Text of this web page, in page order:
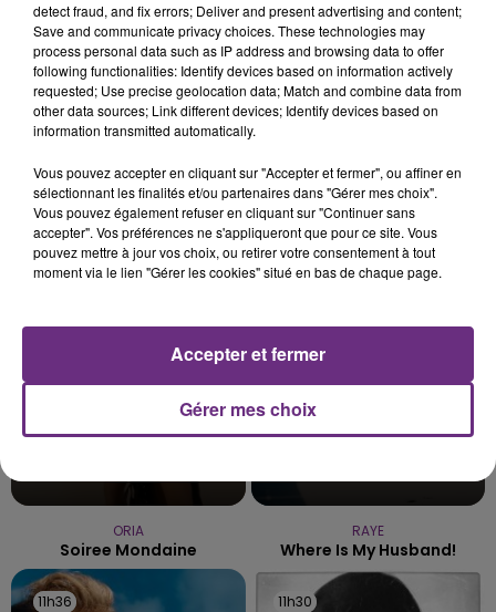
LE MAGASIN JOUÉCLUB DE REIMS FERME
SES PORTES
C'était l'une des institutions du centre-ville
rémois. Le magasin JouéClub est contraint de
fermer ses portes.
TITRES DIFFUSÉS
ORIA
Soiree Mondaine
RAYE
Where Is My Husband!
11h36
11h36 11h30
11h30
detect fraud, and fix errors; Deliver and present advertising and content;
Save and communicate privacy choices. These technologies may
process personal data such as IP address and browsing data to offer
following functionalities: Identify devices based on information actively
requested; Use precise geolocation data; Match and combine data from
other data sources; Link different devices; Identify devices based on
information transmitted automatically.
Vous pouvez accepter en cliquant sur "Accepter et fermer", ou affiner en
sélectionnant les finalités et/ou partenaires dans "Gérer mes choix".
Vous pouvez également refuser en cliquant sur "Continuer sans
accepter". Vos préférences ne s'appliqueront que pour ce site. Vous
pouvez mettre à jour vos choix, ou retirer votre consentement à tout
moment via le lien "Gérer les cookies" situé en bas de chaque page.
Gérer mes choix
Accepter et fermer